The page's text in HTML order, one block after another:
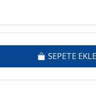
SEPETE EKLE